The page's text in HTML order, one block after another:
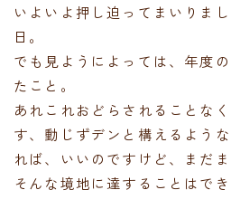
いよいよ押し迫ってまいりま
日。
でも見ようによっては、年度
たこと。
あれこれおどらされることな
す、動じずデンと構えるよう
れば、いいのですけど、まだ
そんな境地に達することはで